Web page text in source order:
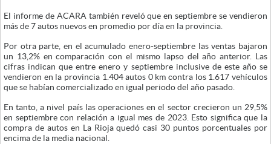
El informe de ACARA también reveló que en septiembre se vendieron
más de 7 autos nuevos en promedio por día en la provincia.
Por otra parte, en el acumulado enero-septiembre las ventas bajaron
un 13,2% en comparación con el mismo lapso del año anterior. Las
cifras indican que entre enero y septiembre inclusive de este año se
vendieron en la provincia 1.404 autos 0 km contra los 1.617 vehículos
que se habían comercializado en igual periodo del año pasado.
En tanto, a nivel país las operaciones en el sector crecieron un 29,5%
en septiembre con relación a igual mes de 2023. Esto significa que la
compra de autos en La Rioja quedó casi 30 puntos porcentuales por
encima de la media nacional.